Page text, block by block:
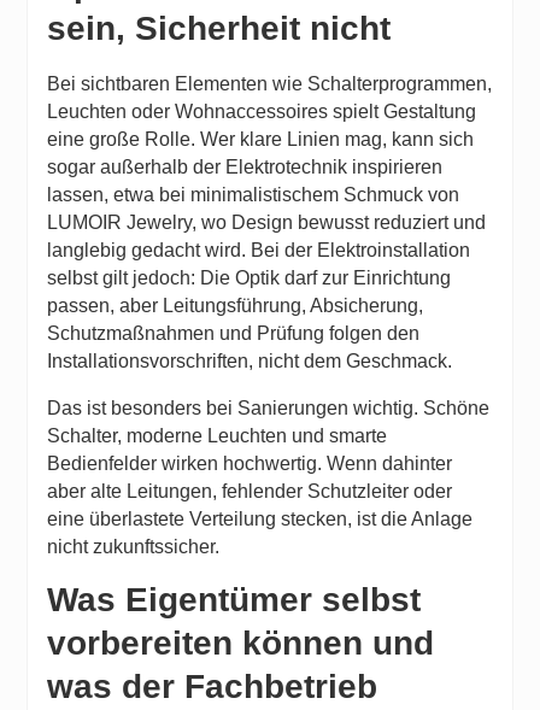
sein, Sicherheit nicht
Bei sichtbaren Elementen wie Schalterprogrammen,
Leuchten oder Wohnaccessoires spielt Gestaltung
eine große Rolle. Wer klare Linien mag, kann sich
sogar außerhalb der Elektrotechnik inspirieren
lassen, etwa bei minimalistischem Schmuck von
LUMOIR Jewelry, wo Design bewusst reduziert und
langlebig gedacht wird. Bei der Elektroinstallation
selbst gilt jedoch: Die Optik darf zur Einrichtung
passen, aber Leitungsführung, Absicherung,
Schutzmaßnahmen und Prüfung folgen den
Installationsvorschriften, nicht dem Geschmack.
Das ist besonders bei Sanierungen wichtig. Schöne
Schalter, moderne Leuchten und smarte
Bedienfelder wirken hochwertig. Wenn dahinter
aber alte Leitungen, fehlender Schutzleiter oder
eine überlastete Verteilung stecken, ist die Anlage
nicht zukunftssicher.
Was Eigentümer selbst
vorbereiten können und
was der Fachbetrieb